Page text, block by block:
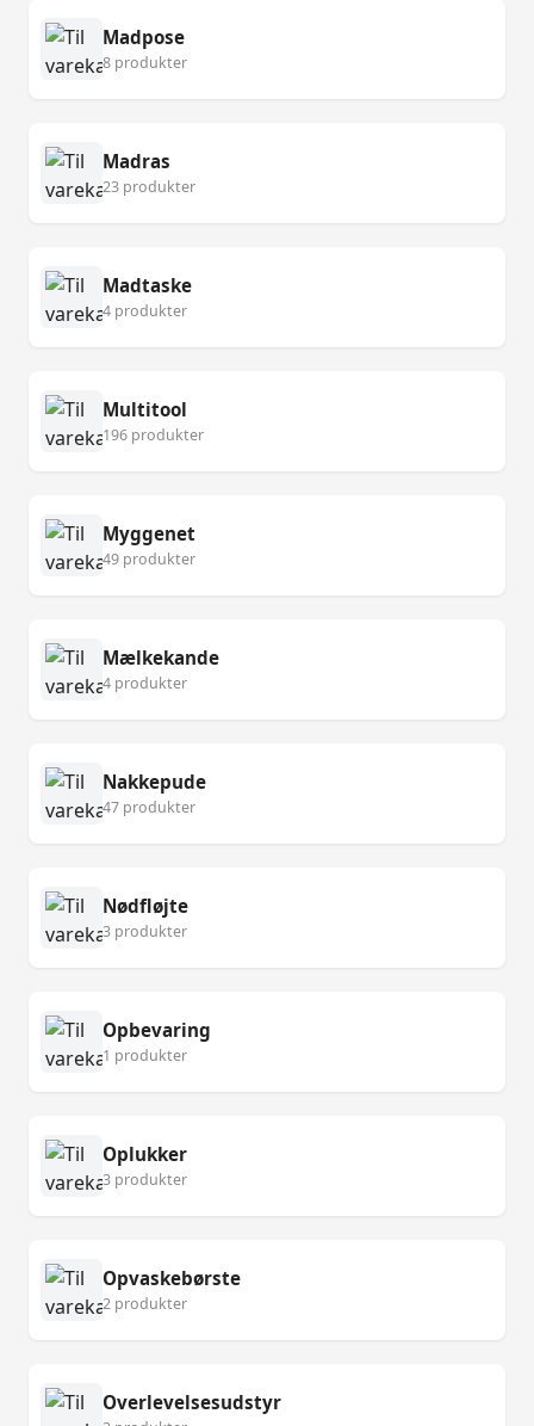
Madpose
8 produkter
Madras
23 produkter
Madtaske
4 produkter
Multitool
196 produkter
Myggenet
49 produkter
Mælkekande
4 produkter
Nakkepude
47 produkter
Nødfløjte
3 produkter
Opbevaring
1 produkter
Oplukker
3 produkter
Opvaskebørste
2 produkter
Overlevelsesudstyr